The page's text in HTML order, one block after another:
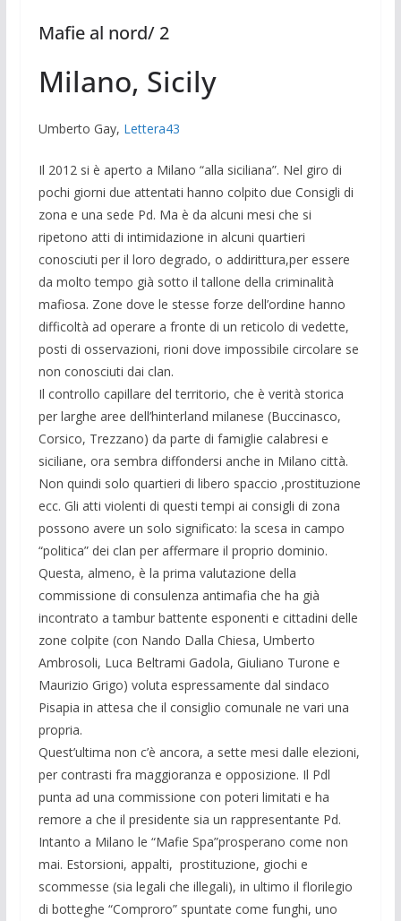
Mafie al nord/ 2
Milano, Sicily
Umberto Gay, Lettera43
Il 2012 si è aperto a Milano “alla siciliana”. Nel giro di
pochi giorni due attentati hanno colpito due Consigli di
zona e una sede Pd. Ma è da alcuni mesi che si
ripetono atti di intimidazione in alcuni quartieri
conosciuti per il loro degrado, o addirittura,per essere
da molto tempo già sotto il tallone della criminalità
mafiosa. Zone dove le stesse forze dell’ordine hanno
difficoltà ad operare a fronte di un reticolo di vedette,
posti di osservazioni, rioni dove impossibile circolare se
non conosciuti dai clan.
Il controllo capillare del territorio, che è verità storica
per larghe aree dell’hinterland milanese (Buccinasco,
Corsico, Trezzano) da parte di famiglie calabresi e
siciliane, ora sembra diffondersi anche in Milano città.
Non quindi solo quartieri di libero spaccio ,prostituzione
ecc. Gli atti violenti di questi tempi ai consigli di zona
possono avere un solo significato: la scesa in campo
“politica” dei clan per affermare il proprio dominio.
Questa, almeno, è la prima valutazione della
commissione di consulenza antimafia che ha già
incontrato a tambur battente esponenti e cittadini delle
zone colpite (con Nando Dalla Chiesa, Umberto
Ambrosoli, Luca Beltrami Gadola, Giuliano Turone e
Maurizio Grigo) voluta espressamente dal sindaco
Pisapia in attesa che il consiglio comunale ne vari una
propria.
Quest’ultima non c’è ancora, a sette mesi dalle elezioni,
per contrasti fra maggioranza e opposizione. Il Pdl
punta ad una commissione con poteri limitati e ha
remore a che il presidente sia un rappresentante Pd.
Intanto a Milano le “Mafie Spa”prosperano come non
mai. Estorsioni, appalti, prostituzione, giochi e
scommesse (sia legali che illegali), in ultimo il florilegio
di botteghe “Comproro” spuntate come funghi, uno